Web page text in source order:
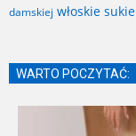
damskiej włoskie
WARTO POCZYTAĆ: